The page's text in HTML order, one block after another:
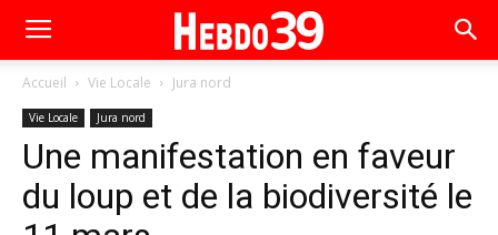
Accueil Vie Locale Jura nord
Vie Locale Jura nord
Une manifestation en faveur
du loup et de la biodiversité le